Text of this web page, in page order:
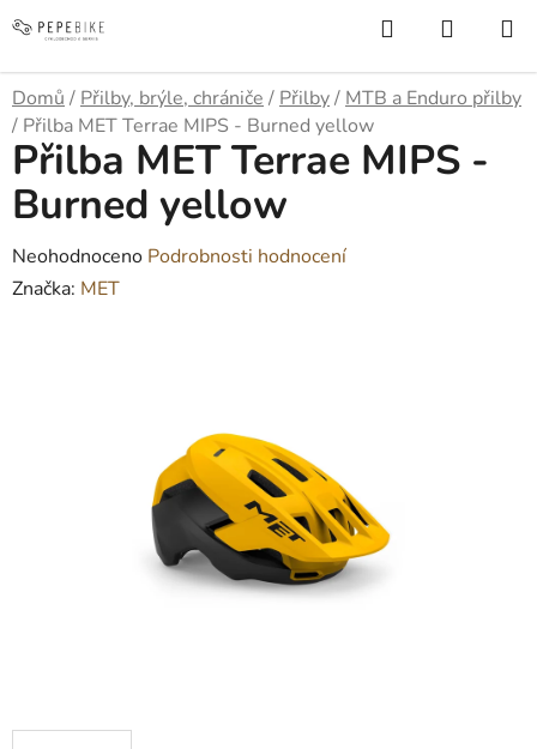
na
Hledat
KOŠÍK
Domů / Přilby, brýle, chrániče / Přilby/ MTB a Enduro přilby
/ Přilba MET Terrae MIPS - Burned yellow
Přilba MET Terrae MIPS -
Burned yellow
Průměrné
hodnocení
Neohodnoceno Podrobnosti hodnocení
Značka: MET